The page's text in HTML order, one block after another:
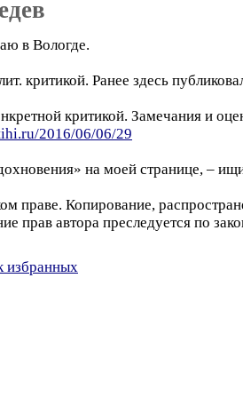
в Вологде.
критикой. Ранее здесь
критикой. Замечания и
2016/06/06/29
на моей странице, –
праве. Копирование,
автора преследуется по
избранных